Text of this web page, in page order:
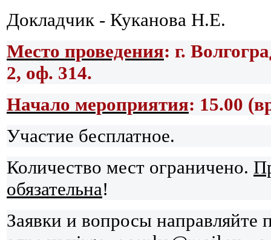
Докладчик - Куканова Н.Е.
Место проведения: г.
2, оф. 314.
Начало мероприятия: 15.00
Участие бесплатное.
Количество мест ограничено.
обязательна!
Заявки и вопросы направляйте